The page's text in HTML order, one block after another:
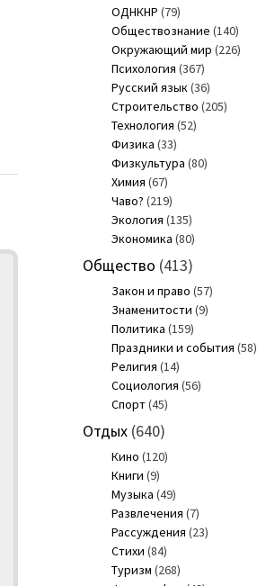
ОДНКНР (79)
Обществознание (140)
Окружающий мир (226)
Психология (367)
Русский язык(36)
Строительство (205)
Технология (52)
Физика (33)
Физкультура (80)
Химия (67)
Чаво? (219)
Экология (135)
Экономика (80)
Общество (413)
Закон и право (57)
Знаменитости (9)
Политика (159)
Праздники и события (58)
Религия (14)
Социология (56)
Спорт(45)
Отдых(640)
Кино (120)
Книги (9)
Музыка (49)
Развлечения (7)
Рассуждения (23)
Стихи (84)
Туризм (268)